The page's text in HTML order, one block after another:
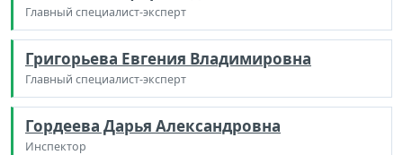
Главный специалист-эксперт
Григорьева Евгения Владимировна
Главный специалист-эксперт
Гордеева Дарья Александровна
Инспектор